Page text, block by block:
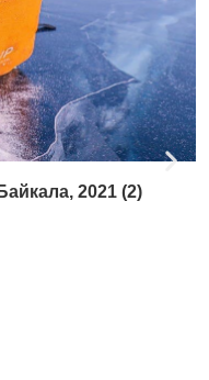
2021 (2)